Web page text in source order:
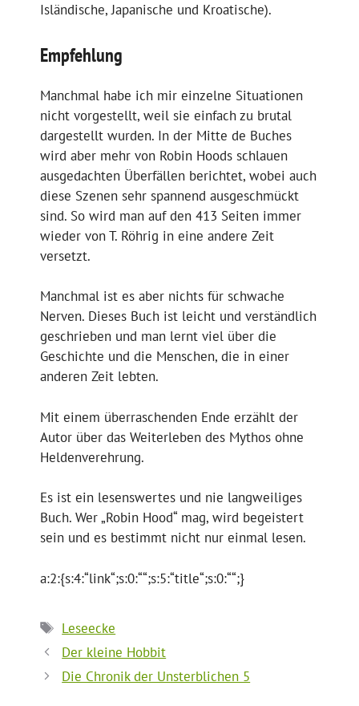
Isländische, Japanische und Kroatische).
Empfehlung
Manchmal habe ich mir einzelne Situationen
nicht vorgestellt, weil sie einfach zu brutal
dargestellt wurden. In der Mitte de Buches
wird aber mehr von Robin Hoods schlauen
ausgedachten Überfällen berichtet, wobei auch
diese Szenen sehr spannend ausgeschmückt
sind. So wird man auf den 413 Seiten immer
wieder von T. Röhrig in eine andere Zeit
versetzt.
Manchmal ist es aber nichts für schwache
Nerven. Dieses Buch ist leicht und verständlich
geschrieben und man lernt viel über die
Geschichte und die Menschen, die in einer
anderen Zeit lebten.
Mit einem überraschenden Ende erzählt der
Autor über das Weiterleben des Mythos ohne
Heldenverehrung.
Es ist ein lesenswertes und nie langweiliges
Buch. Wer „Robin Hood“ mag, wird begeistert
sein und es bestimmt nicht nur einmal lesen.
a:2:{s:4:“link“;s:0:““;s:5:“title“;s:0:““;}
Schlagwörter
Leseecke
Der kleine Hobbit
Die Chronik der Unsterblichen 5